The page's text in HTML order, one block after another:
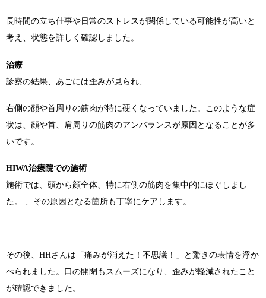
長時間の立ち仕事や日常のストレスが関係している可能性が高いと
考え、状態を詳しく確認しました。
治療
診察の結果、あごには歪みが見られ、
右側の顔や首周りの筋肉が特に硬くなっていました。このような症
状は、顔や首、肩周りの筋肉のアンバランスが原因となることが多
いです。
HIWA治療院での施術
施術では、頭から顔全体、特に右側の筋肉を集中的にほぐしまし
た。 、その原因となる箇所も丁寧にケアします。
その後、HHさんは「痛みが消えた！不思議！」と驚きの表情を浮か
べられました。口の開閉もスムーズになり、歪みが軽減されたこと
が確認できました。